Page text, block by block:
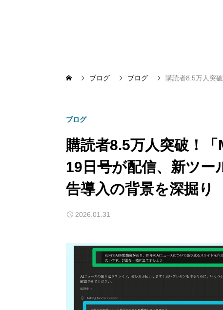
ブログ ブログ 購読者8.5万人突
ブログ
購読者8.5万人突破！
19日号が配信、新ツ
告導入の背景を深掘り
2026.01.31